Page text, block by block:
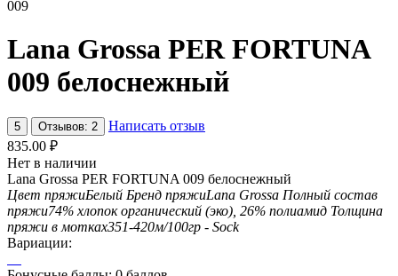
009
Lana Grossa PER FORTUNA
009 белоснежный
5 Отзывов: 2
Написать отзыв
835.00 ₽
Нет в наличии
Lana Grossa PER FORTUNA 009 белоснежный
Цвет пряжиБелый Бренд пряжиLana Grossa Полный состав
пряжи74% хлопок органический (эко), 26% полиамид Толщина
пряжи в мотках351-420м/100гр - Sock
Вариации: